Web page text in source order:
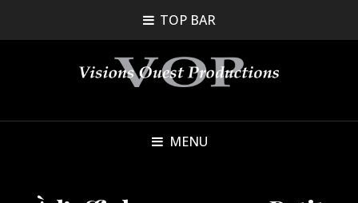
TOP BAR
MENU